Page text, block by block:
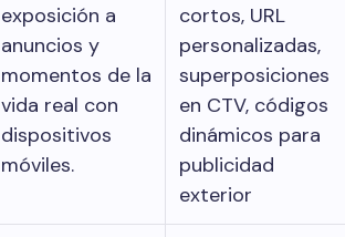
exposición a
anuncios y
momentos de la
vida real con
dispositivos
móviles.
cortos, URL
personalizadas,
superposiciones
en CTV, códigos
dinámicos para
publicidad
exterior